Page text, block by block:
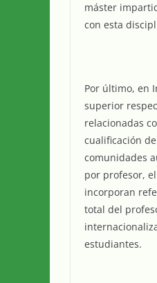
máster
con esta
Por último, en
superior
relacionadas
cualificación
comunidades
por profesor,
incorporan
total del
estudiantes.